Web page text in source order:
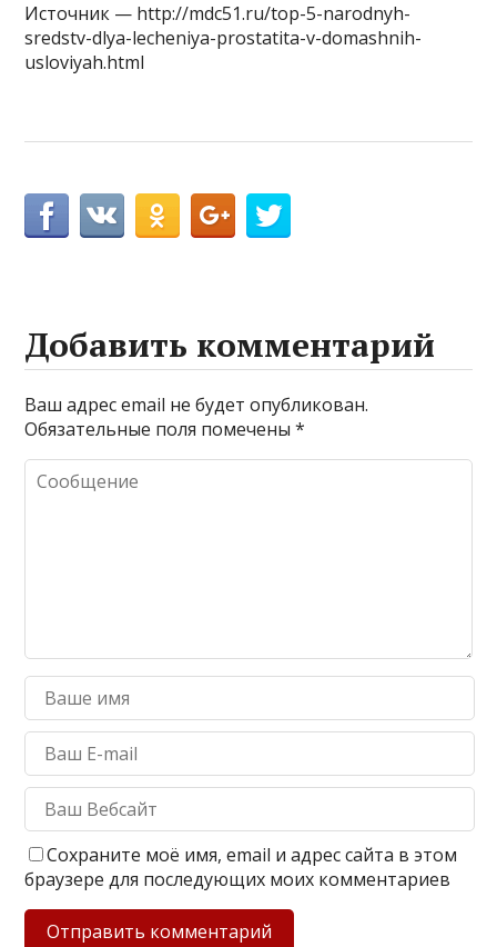
Источник — http://mdc51.ru/top-5-narodnyh-
sredstv-dlya-lecheniya-prostatita-v-domashnih-
usloviyah.html
Добавить комментарий
Ваш адрес email не будет опубликован.
Обязательные поля помечены*
Сохраните моё имя, email и адрес сайта в этом
браузере для последующих моих комментариев